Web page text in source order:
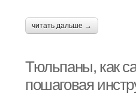
читать дальше →
Тюльпаны, как
пошаговая